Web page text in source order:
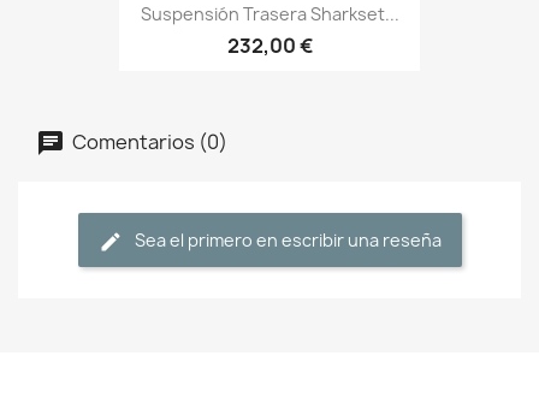
Suspensión Trasera Sharkset...
232,00 €
Comentarios (0)
Sea el primero en escribir una reseña